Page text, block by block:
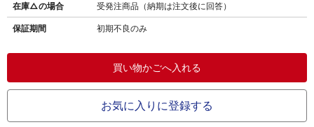
在庫△の場合 受発注商品（納期は注文後に回答）
保証期間 初期不良のみ
お気に入りに登録する